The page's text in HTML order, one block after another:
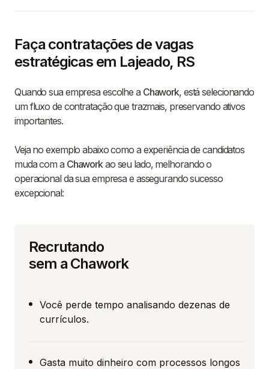
Faça contratações de vagas
estratégicas em Lajeado, RS
Quando sua empresa escolhe a Chawork, está selecionando
um fluxo de contratação que trazmais, preservando ativos
importantes.
Veja no exemplo abaixo como a experiência de candidatos
muda com a Chaworkao seu lado, melhorando o
operacional da sua empresa e assegurando sucesso
excepcional:
Recrutando
sem a Chawork
Você perde tempo analisando dezenas de
currículos.
Gasta muito dinheiro com processos longos